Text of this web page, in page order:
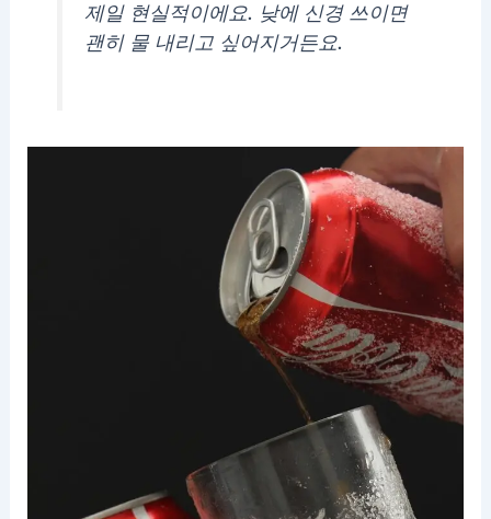
제일 현실적이에요. 낮에 신경 쓰이면
괜히 물 내리고 싶어지거든요.